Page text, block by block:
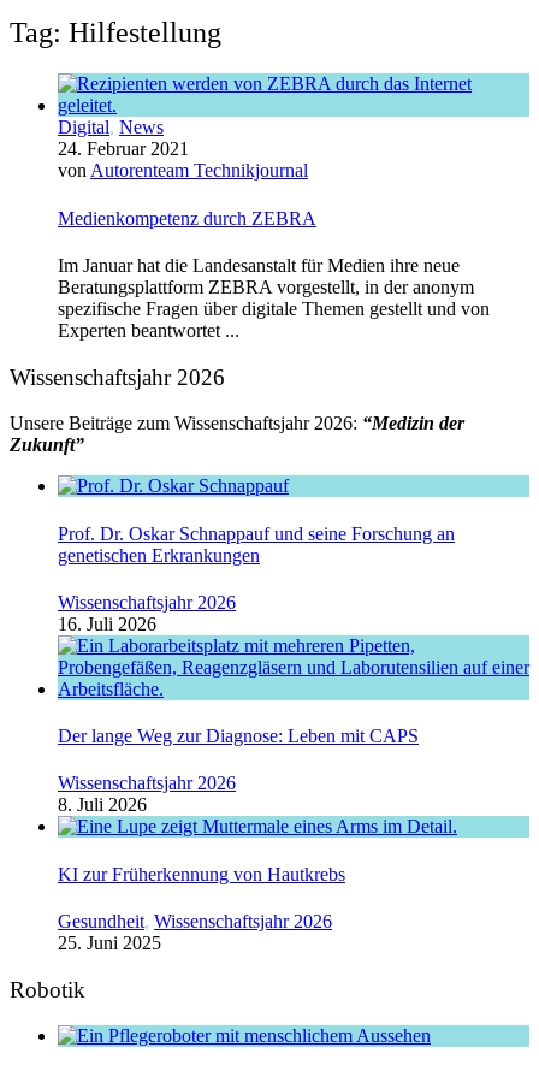
Tag: Hilfestellung
Digital, News
24. Februar 2021
von Autorenteam Technikjournal
Medienkompetenz durch ZEBRA
Im Januar hat die Landesanstalt für Medien ihre neue
Beratungsplattform ZEBRA vorgestellt, in der anonym
spezifische Fragen über digitale Themen gestellt und von
Experten beantwortet ...
Wissenschaftsjahr 2026
Unsere Beiträge zum Wissenschaftsjahr 2026: “Medizin der
Zukunft”
Prof. Dr. Oskar Schnappauf und seine Forschung an
genetischen Erkrankungen
Wissenschaftsjahr 2026
16. Juli 2026
Der lange Weg zur Diagnose: Leben mit CAPS
Wissenschaftsjahr 2026
8. Juli 2026
KI zur Früherkennung von Hautkrebs
Gesundheit, Wissenschaftsjahr 2026
25. Juni 2025
Robotik